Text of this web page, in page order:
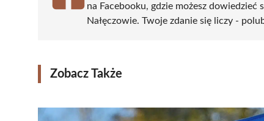
na Facebooku, gdzie możesz
Nałęczowie. Twoje zdanie się liczy -
Zobacz Także